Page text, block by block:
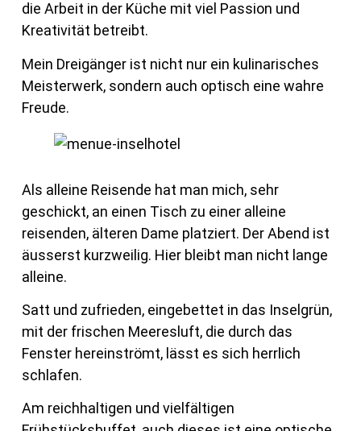
die Arbeit in der Küche mit viel Passion und
Kreativität betreibt.
Mein Dreigänger ist nicht nur ein kulinarisches
Meisterwerk, sondern auch optisch eine wahre
Freude.
Als alleine Reisende hat man mich, sehr
geschickt, an einen Tisch zu einer alleine
reisenden, älteren Dame platziert. Der Abend ist
äusserst kurzweilig. Hier bleibt man nicht lange
alleine.
Satt und zufrieden, eingebettet in das Inselgrün,
mit der frischen Meeresluft, die durch das
Fenster hereinströmt, lässt es sich herrlich
schlafen.
Am reichhaltigen und vielfältigen